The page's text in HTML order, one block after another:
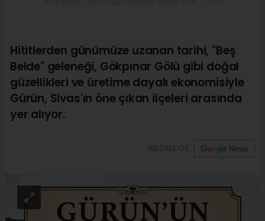
Hititlerden günümüze uzanan tarihi, "Beş
Belde" geleneği, Gökpınar Gölü gibi doğal
güzellikleri ve üretime dayalı ekonomisiyle
Gürün, Sivas'ın öne çıkan ilçeleri arasında
yer alıyor.